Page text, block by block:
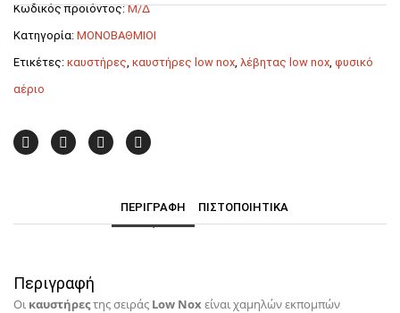
LX
TL
F.B.R.
ποσότητα
Κωδικός προϊόντος:Μ/Δ
Κατηγορία: ΜΟΝΟΒΑΘΜΙΟΙ
Ετικέτες: καυστήρες καυστήρες low nox λέβητας low nox φυσικό
αέριο
ΠΕΡΙΓΡΑΦΉ ΠΙΣΤΟΠΟΙΗΤΙΚΑ
Περιγραφή
Οι καυστήρεςτης σειράς Low Nox είναι χαμηλών εκπομπών